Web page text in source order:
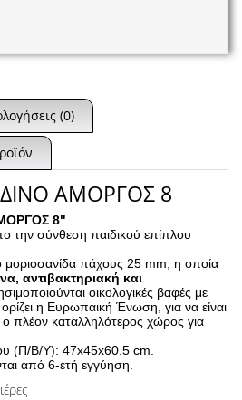
(0)
ΑΜΟΡΓΟΣ 8
8"
την σύνθεση παιδικού επίπλου
μοριοσανίδα πάχους 25 mm, η οποία
αντιβακτηριακή και
οικολογικές βαφές με
η Ευρωπαική Ένωση, για να είναι
ο πλέον καταλληλότερος χώρος για
(Π/Β/Υ): 47x45x60.5 cm.
από 6-ετή εγγύηση.